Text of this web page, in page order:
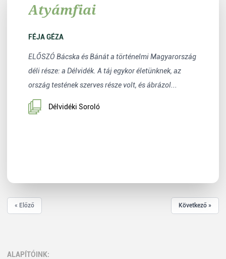
Atyámfiai
FÉJA GÉZA
ELŐSZÓ Bácska és Bánát a történelmi Magyarország
déli része: a Délvidék. A táj egykor életünknek, az
ország testének szerves része volt, és ábrázol...
Délvidéki Soroló
« Előző Következő »
ALAPÍTÓINK: